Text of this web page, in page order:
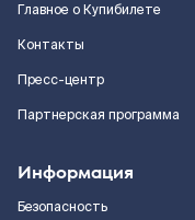
Главное о Купибилете
Контакты
Пресс-центр
Партнерская программа
Информация
Безопасность